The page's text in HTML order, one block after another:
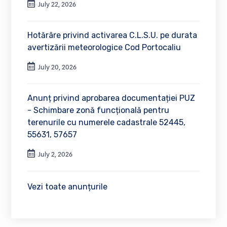
July 22, 2026
Hotărâre privind activarea C.L.S.U. pe durata
avertizării meteorologice Cod Portocaliu
July 20, 2026
Anunț privind aprobarea documentației PUZ
- Schimbare zonă funcțională pentru
terenurile cu numerele cadastrale 52445,
55631, 57657
July 2, 2026
Vezi toate anunțurile